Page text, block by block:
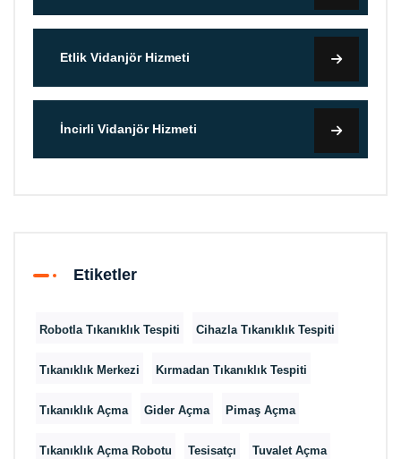
Etlik Vidanjör Hizmeti
İncirli Vidanjör Hizmeti
Etiketler
Robotla Tıkanıklık Tespiti Cihazla Tıkanıklık Tespiti
Tıkanıklık Merkezi Kırmadan Tıkanıklık Tespiti
Tıkanıklık Açma Gider Açma Pimaş Açma
Tıkanıklık Açma Robotu Tesisatçı Tuvalet Açma